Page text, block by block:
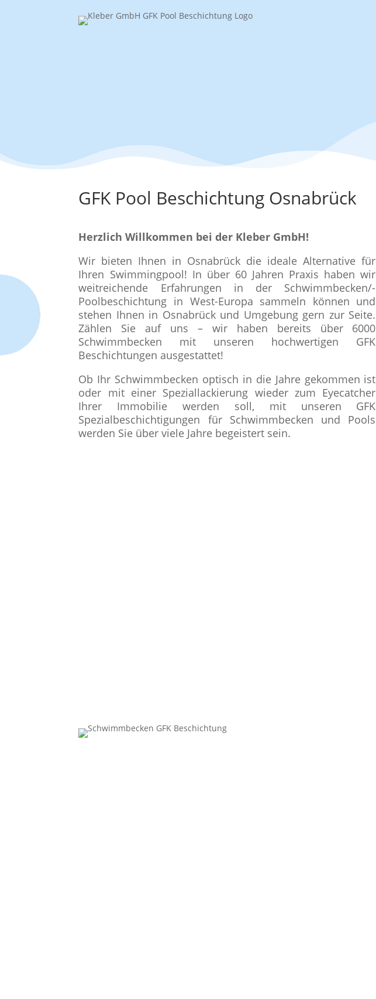
GFK Pool Beschichtung Osnabrück
Herzlich Willkommen bei der Kleber GmbH!
Wir bieten Ihnen in Osnabrück die ideale Alternative für
Ihren Swimmingpool! In über 60 Jahren Praxis haben wir
weitreichende Erfahrungen in der Schwimmbecken/-
Poolbeschichtung in West-Europa sammeln können und
stehen Ihnen in Osnabrück und Umgebung gern zur Seite.
Zählen Sie auf uns – wir haben bereits über 6000
Schwimmbecken mit unseren hochwertigen GFK
Beschichtungen ausgestattet!
Ob Ihr Schwimmbecken optisch in die Jahre gekommen ist
oder mit einer Speziallackierung wieder zum Eyecatcher
Ihrer Immobilie werden soll, mit unseren GFK
Spezialbeschichtigungen für Schwimmbecken und Pools
werden Sie über viele Jahre begeistert sein.